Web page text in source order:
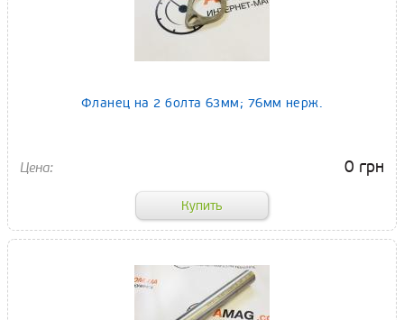
Фланец на 2 болта 63мм; 76мм нерж.
0 грн